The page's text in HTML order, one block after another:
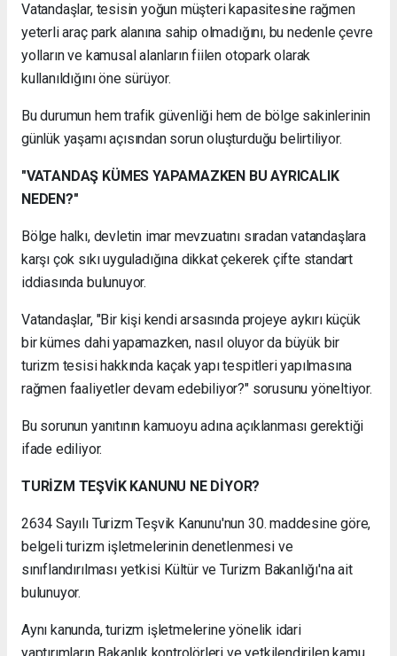
Vatandaşlar, tesisin yoğun müşteri kapasitesine rağmen
yeterli araç park alanına sahip olmadığını, bu nedenle çevre
yolların ve kamusal alanların fiilen otopark olarak
kullanıldığını öne sürüyor.
Bu durumun hem trafik güvenliği hem de bölge sakinlerinin
günlük yaşamı açısından sorun oluşturduğu belirtiliyor.
"VATANDAŞ KÜMES YAPAMAZKEN BU AYRICALIK
NEDEN?"
Bölge halkı, devletin imar mevzuatını sıradan vatandaşlara
karşı çok sıkı uyguladığına dikkat çekerek çifte standart
iddiasında bulunuyor.
Vatandaşlar, "Bir kişi kendi arsasında projeye aykırı küçük
bir kümes dahi yapamazken, nasıl oluyor da büyük bir
turizm tesisi hakkında kaçak yapı tespitleri yapılmasına
rağmen faaliyetler devam edebiliyor?" sorusunu yöneltiyor.
Bu sorunun yanıtının kamuoyu adına açıklanması gerektiği
ifade ediliyor.
TURİZM TEŞVİK KANUNU NE DİYOR?
2634 Sayılı Turizm Teşvik Kanunu'nun 30. maddesine göre,
belgeli turizm işletmelerinin denetlenmesi ve
sınıflandırılması yetkisi Kültür ve Turizm Bakanlığı'na ait
bulunuyor.
Aynı kanunda, turizm işletmelerine yönelik idari